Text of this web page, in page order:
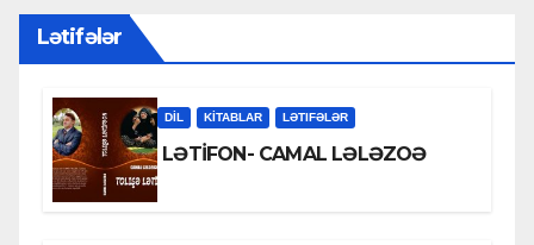
Lətifələr
DİL KİTABLAR LƏTIFƏLƏR
LƏTİFON- CAMAL LƏLƏZOƏ